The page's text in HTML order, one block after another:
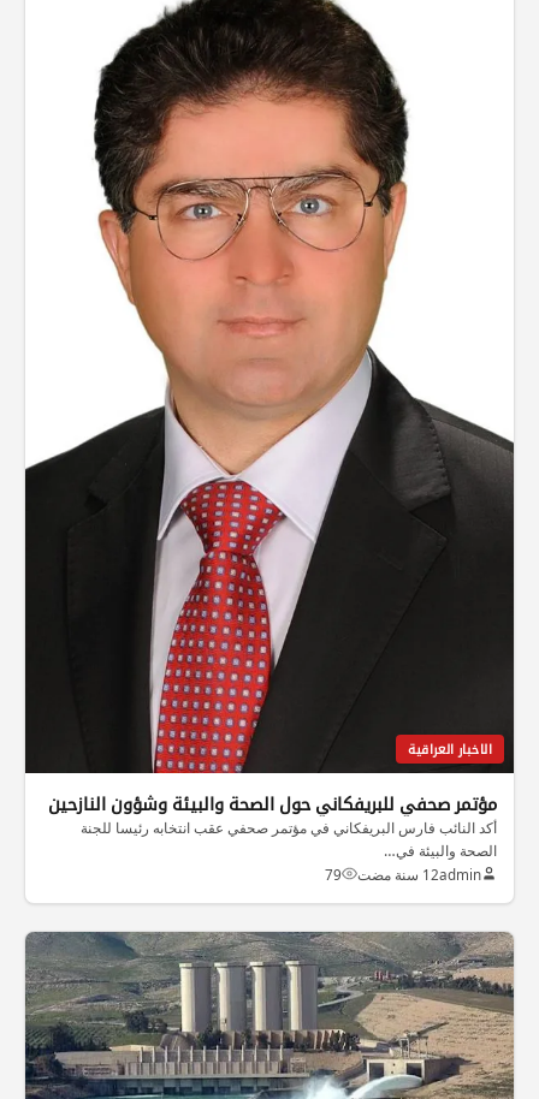
الاخبار العراقية
مؤتمر صحفي للبريفكاني حول الصحة والبيئة وشؤون النازحين
أكد النائب فارس البريفكاني في مؤتمر صحفي عقب انتخابه رئيسا للجنة
الصحة والبيئة في…
admin12 سنة مضت 79